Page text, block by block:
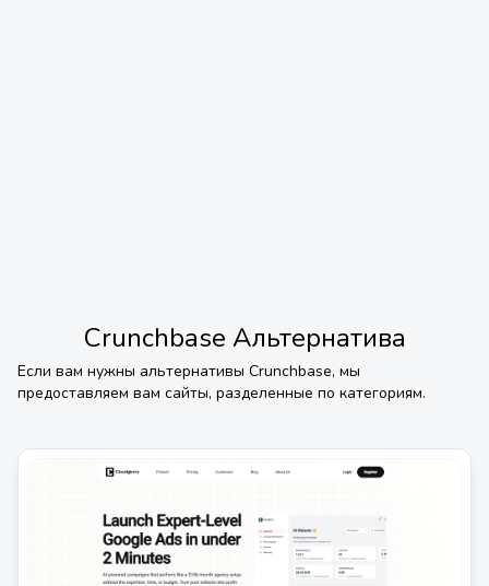
Crunchbase Альтернатива
Если вам нужны альтернативы Crunchbase, мы
предоставляем вам сайты, разделенные по категориям.